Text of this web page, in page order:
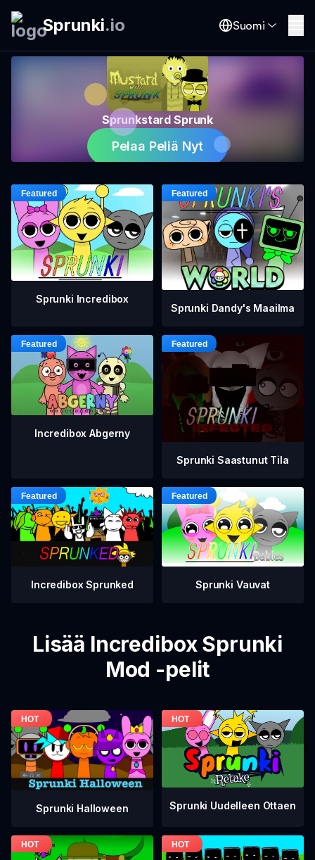
Sprunki.io Suomi
Sprunkstard Sprunk
Pelaa Peliä Nyt
Sprunki Incredibox
Sprunki Dandy's Maailma
Incredibox Abgerny
Sprunki Saastunut Tila
Incredibox Sprunked Sprunki Vauvat
Lisää Incredibox Sprunki
Mod -pelit
Sprunki Halloween Sprunki Uudelleen Ottaen